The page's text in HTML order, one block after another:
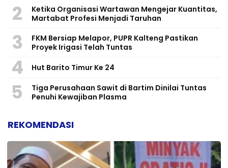
2
Ketika Organisasi Wartawan Mengejar Kuantitas,
Martabat Profesi Menjadi Taruhan
3
FKM Bersiap Melapor, PUPR Kalteng Pastikan
Proyek Irigasi Telah Tuntas
4 Hut Barito Timur Ke 24
5
Tiga Perusahaan Sawit di Bartim Dinilai Tuntas
Penuhi Kewajiban Plasma
REKOMENDASI